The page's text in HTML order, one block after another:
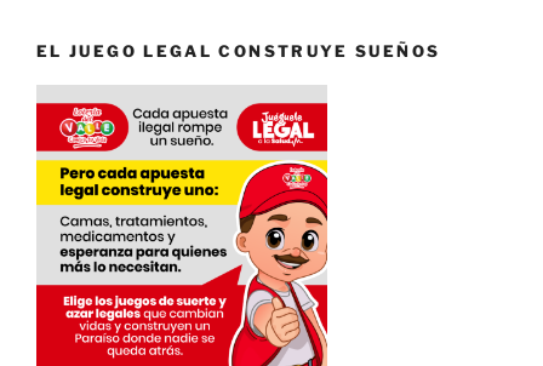
EL JUEGO LEGAL CONSTRUYE SUEÑOS